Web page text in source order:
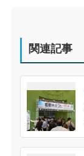
関連記事